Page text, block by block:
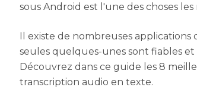
sous Android est l'une des choses
Il existe de nombreuses
seules quelques-unes sont fiables
Découvrez dans ce guide les 8
transcription audio en texte.